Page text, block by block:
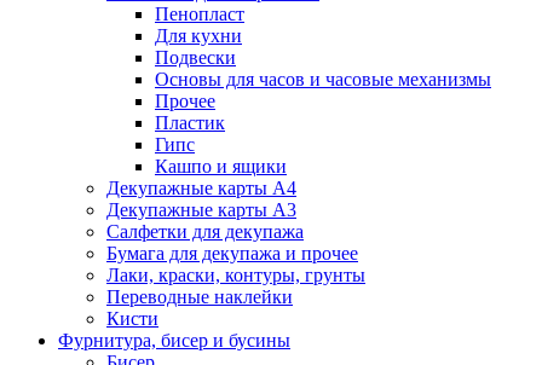
Пенопласт
Для кухни
Подвески
Основы для часов и часовые механизмы
Прочее
Пластик
Гипс
Кашпо и ящики
Декупажные карты А4
Декупажные карты А3
Салфетки для декупажа
Бумага для декупажа и прочее
Лаки, краски, контуры, грунты
Переводные наклейки
Кисти
Фурнитура, бисер и бусины